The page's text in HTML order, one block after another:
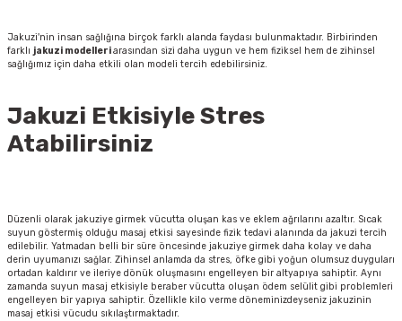
Jakuzi'nin insan sağlığına birçok farklı alanda faydası bulunmaktadır. Birbirinden
farklı jakuzi modelleriarasından sizi daha uygun ve hem fiziksel hem de zihinsel
sağlığımız için daha etkili olan modeli tercih edebilirsiniz.
Jakuzi Etkisiyle Stres
Atabilirsiniz
Düzenli olarak jakuziye girmek vücutta oluşan kas ve eklem ağrılarını azaltır. Sıcak
suyun göstermiş olduğu masaj etkisi sayesinde fizik tedavi alanında da jakuzi tercih
edilebilir. Yatmadan belli bir süre öncesinde jakuziye girmek daha kolay ve daha
derin uyumanızı sağlar. Zihinsel anlamda da stres, öfke gibi yoğun olumsuz duyguları
ortadan kaldırır ve ileriye dönük oluşmasını engelleyen bir altyapıya sahiptir. Aynı
zamanda suyun masaj etkisiyle beraber vücutta oluşan ödem selülit gibi problemleri
engelleyen bir yapıya sahiptir. Özellikle kilo verme döneminizdeyseniz jakuzinin
masaj etkisi vücudu sıkılaştırmaktadır.